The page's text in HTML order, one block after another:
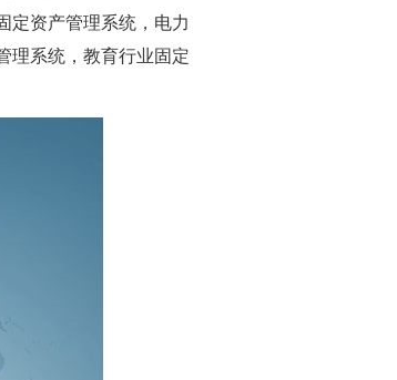
定资产管理系统，电力
理系统，教育行业固定